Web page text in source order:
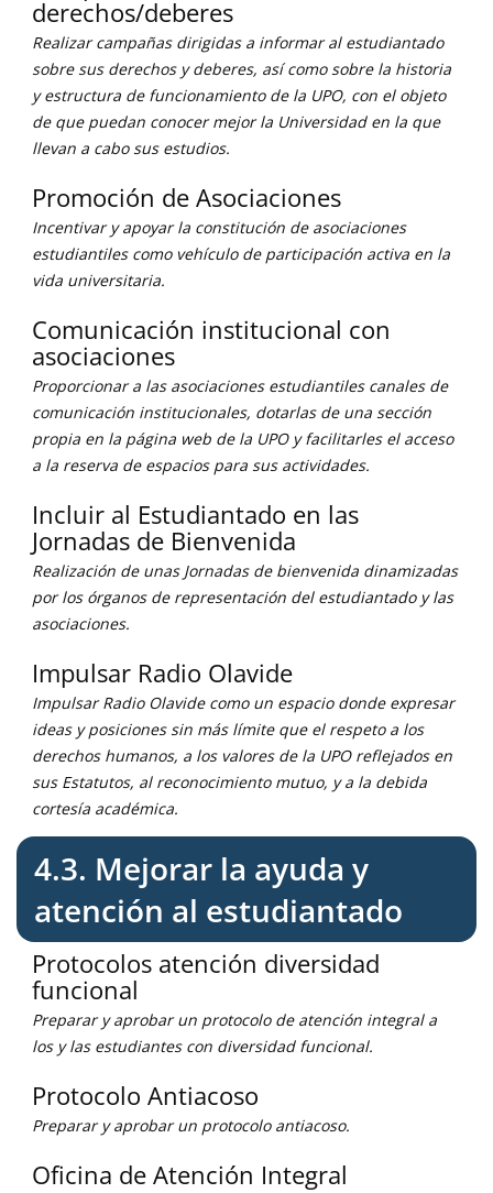
derechos/deberes
Realizar campañas dirigidas a informar al estudiantado
sobre sus derechos y deberes, así como sobre la historia
y estructura de funcionamiento de la UPO, con el objeto
de que puedan conocer mejor la Universidad en la que
llevan a cabo sus estudios.
Promoción de Asociaciones
Incentivar y apoyar la constitución de asociaciones
estudiantiles como vehículo de participación activa en la
vida universitaria.
Comunicación institucional con
asociaciones
Proporcionar a las asociaciones estudiantiles canales de
comunicación institucionales, dotarlas de una sección
propia en la página web de la UPO y facilitarles el acceso
a la reserva de espacios para sus actividades.
Incluir al Estudiantado en las
Jornadas de Bienvenida
Realización de unas Jornadas de bienvenida dinamizadas
por los órganos de representación del estudiantado y las
asociaciones.
Impulsar Radio Olavide
Impulsar Radio Olavide como un espacio donde expresar
ideas y posiciones sin más límite que el respeto a los
derechos humanos, a los valores de la UPO reflejados en
sus Estatutos, al reconocimiento mutuo, y a la debida
cortesía académica.
4.3. Mejorar la ayuda y
atención al estudiantado
Protocolos atención diversidad
funcional
Preparar y aprobar un protocolo de atención integral a
los y las estudiantes con diversidad funcional.
Protocolo Antiacoso
Preparar y aprobar un protocolo antiacoso.
Oficina de Atención Integral